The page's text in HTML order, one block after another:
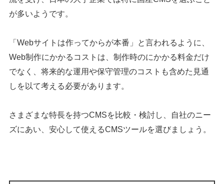
が多いようです。
「Webサイトは作ってからが本番」と言われるように、
Web制作にかかるコストは、制作時のにかかる料金だけ
でなく、将来的な運用や保守管理のコストも含めた見通
しを以て考える必要があります。
さまざまな特長を持つCMSを比較・検討し、自社のニー
ズにあい、安心して使えるCMSツールを選びましょう。